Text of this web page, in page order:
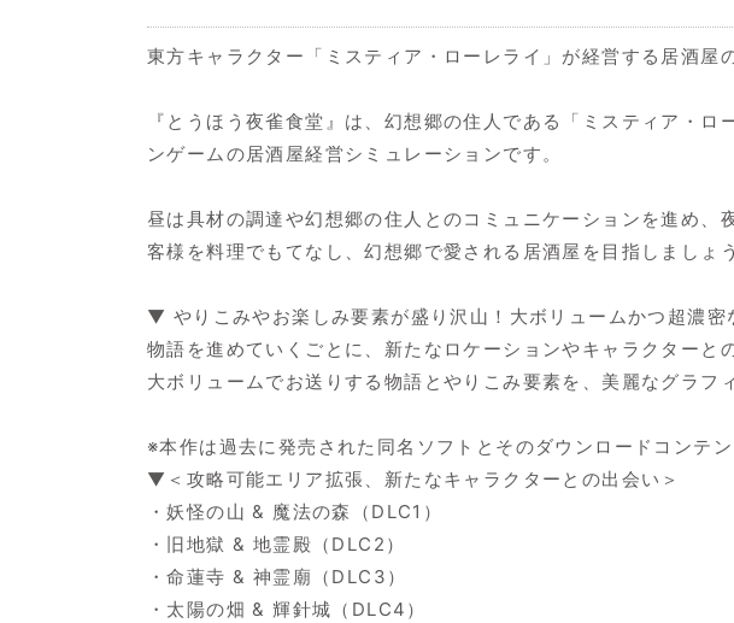
東方キャラクター「ミスティア・ローレライ」が経営する居酒屋
『とうほう夜雀食堂』は、幻想郷の住人である「ミスティア・
ンゲームの居酒屋経営シミュレーションです。
昼は具材の調達や幻想郷の住人とのコミュニケーションを進め
客様を料理でもてなし、幻想郷で愛される居酒屋を目指しましょ
▼ やりこみやお楽しみ要素が盛り沢山！大ボリュームかつ超濃密
物語を進めていくごとに、新たなロケーションやキャラクターと
大ボリュームでお送りする物語とやりこみ要素を、美麗なグラフ
※本作は過去に発売された同名ソフトとそのダウンロードコンテ
▼＜攻略可能エリア拡張、新たなキャラクターとの出会い＞
・妖怪の山 & 魔法の森（DLC1）
・旧地獄 & 地霊殿（DLC2）
・命蓮寺 & 神霊廟（DLC3）
・太陽の畑 & 輝針城（DLC4）